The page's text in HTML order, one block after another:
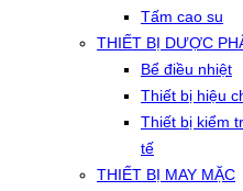
Tấm cao su
THIẾT BỊ DƯỢC
Bể điều nhiệt
Thiết bị hiệu
Thiết bị kiểm
tế
THIẾT BỊ MAY MẶC